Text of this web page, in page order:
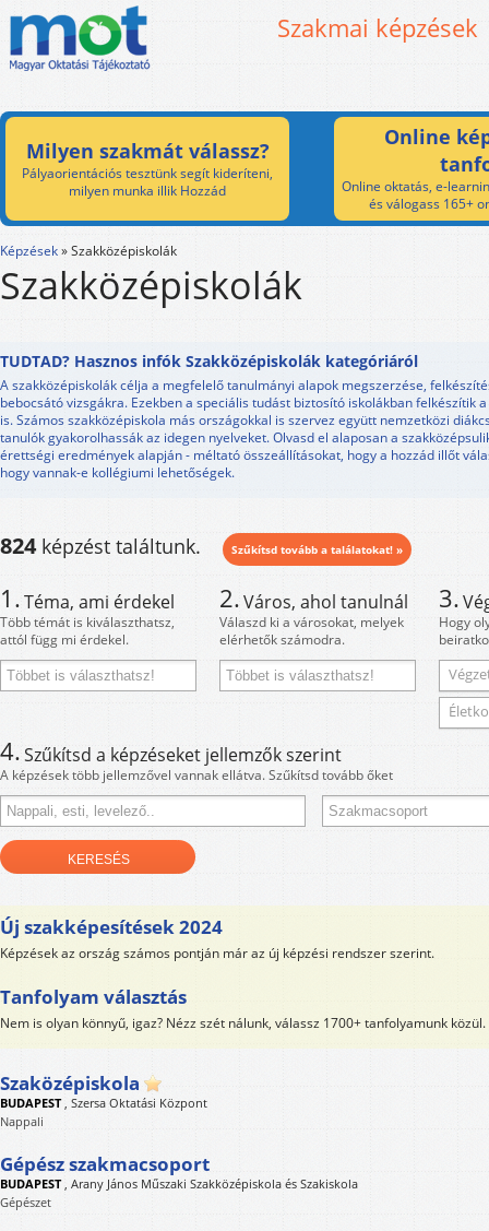
Szakmai képzések
Milyen szakmát válassz?
Pályaorientációs tesztünk segít kideríteni,
milyen munka illik Hozzád
Online
Online oktatás, e-
és válogass 165+
Képzések»Szakközépiskolák
Szakközépiskolák
TUDTAD? Hasznos infók Szakközépiskolák kategóriáról
A szakközépiskolák célja a megfelelő tanulmányi alapok megszerzése,
bebocsátó vizsgákra. Ezekben a speciális tudást biztosító iskolákban felkészítik
is. Számos szakközépiskola más országokkal is szervez együtt nemzetközi
tanulók gyakorolhassák az idegen nyelveket. Olvasd el alaposan a
érettségi eredmények alapján - méltató összeállításokat, hogy a hozzád illőt
hogy vannak-e kollégiumi lehetőségek.
824képzést találtunk. Szűkítsd tovább a találatokat! »
1.Téma, ami érdekel
Több témát is kiválaszthatsz,
attól függ mi érdekel.
2.Város, ahol tanulnál
Válaszd ki a városokat, melyek
elérhetők számodra.
3.
Hogy
4.Szűkítsd a képzéseket jellemzők szerint
A képzések több jellemzővel vannak ellátva. Szűkítsd tovább őket
Új szakképesítések 2024
Képzések az ország számos pontján már az új képzési rendszer szerint.
Tanfolyam választás
Nem is olyan könnyű, igaz? Nézz szét nálunk, válassz 1700+ tanfolyamunk közül.
Szaközépiskola
BUDAPEST, Szersa Oktatási Központ
Nappali
Gépész szakmacsoport
BUDAPEST, Arany János Műszaki Szakközépiskola és Szakiskola
Gépészet